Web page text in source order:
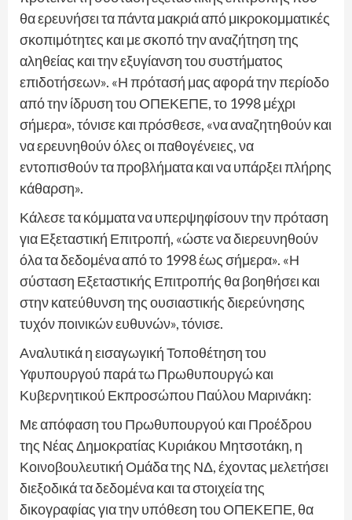
θα ερευνήσει τα πάντα μακριά από μικροκομματικές
σκοπιμότητες και με σκοπό την αναζήτηση της
αληθείας και την εξυγίανση του συστήματος
επιδοτήσεων». «Η πρότασή μας αφορά την περίοδο
από την ίδρυση του ΟΠΕΚΕΠΕ, το 1998 μέχρι
σήμερα», τόνισε και πρόσθεσε, «να αναζητηθούν και
να ερευνηθούν όλες οι παθογένειες, να
εντοπισθούν τα προβλήματα και να υπάρξει πλήρης
κάθαρση».
Κάλεσε τα κόμματα να υπερψηφίσουν την πρόταση
για Εξεταστική Επιτροπή, «ώστε να διερευνηθούν
όλα τα δεδομένα από το 1998 έως σήμερα». «Η
σύσταση Εξεταστικής Επιτροπής θα βοηθήσει και
στην κατεύθυνση της ουσιαστικής διερεύνησης
τυχόν ποινικών ευθυνών», τόνισε.
Αναλυτικά η εισαγωγική Τοποθέτηση του
Υφυπουργού παρά τω Πρωθυπουργώ και
Κυβερνητικού Εκπροσώπου Παύλου Μαρινάκη:
Με απόφαση του Πρωθυπουργού και Προέδρου
της Νέας Δημοκρατίας Κυριάκου Μητσοτάκη, η
Κοινοβουλευτική Ομάδα της ΝΔ, έχοντας μελετήσει
διεξοδικά τα δεδομένα και τα στοιχεία της
δικογραφίας για την υπόθεση του ΟΠΕΚΕΠΕ, θα